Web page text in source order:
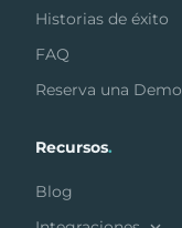
Historias de éxito
FAQ
Reserva una Demo
Recursos.
Blog